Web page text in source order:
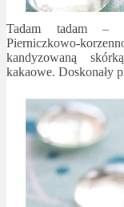
Tadam tadam
Pierniczkowo-
kandyzowaną
kakaowe. Doskonały